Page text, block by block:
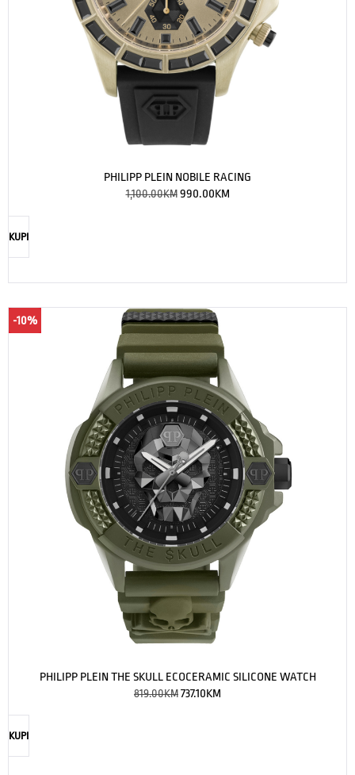
PHILIPP PLEIN NOBILE RACING
1,100.00KM 990.00KM
KUPI
-10%
PHILIPP PLEIN THE SKULL ECOCERAMIC SILICONE WATCH
819.00KM737.10KM
KUPI